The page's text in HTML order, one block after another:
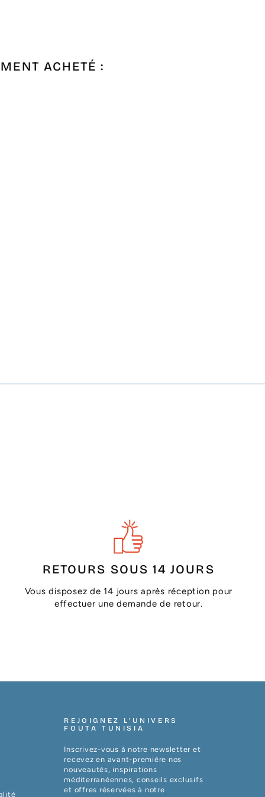
ACHETÉ :
RETOURS SOUS 14 JOURS
Vous disposez de 14 jours après réception pour
effectuer une demande de retour.
REJOIGNEZ L’UNIVERS
FOUTA TUNISIA
Inscrivez-vous à notre newsletter et
recevez en avant-première nos
nouveautés, inspirations
méditerranéennes, conseils exclusifs
et offres réservées à notre